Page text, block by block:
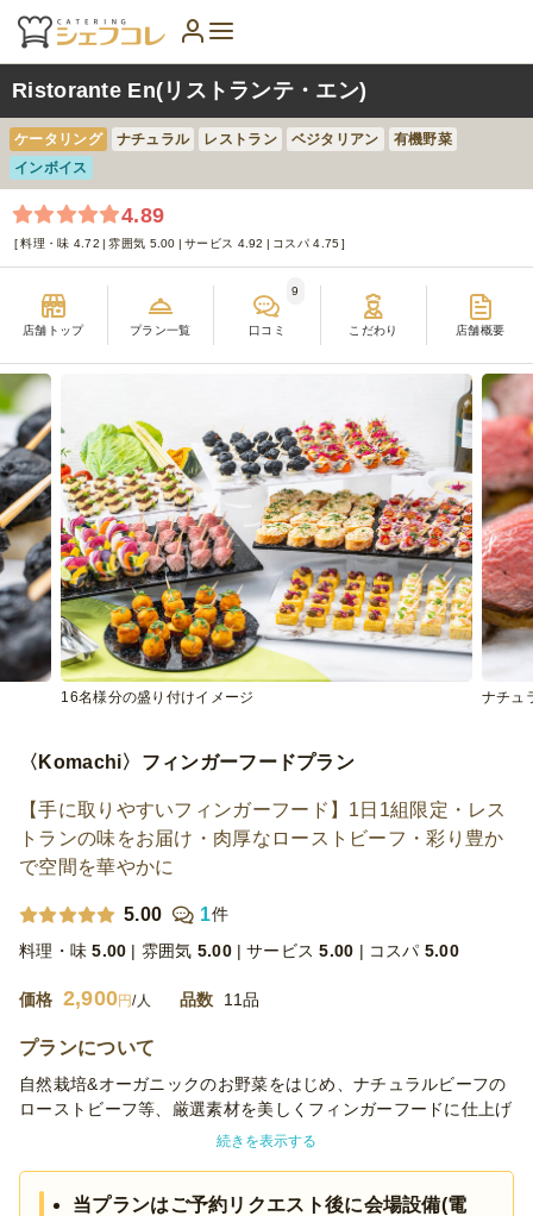
Ristorante En(リストランテ・エン)
ケータリング ナチュラル レストラン ベジタリアン
有機野菜
インボイス
4.89
料理・味 4.72 雰囲気 5.00 サービス 4.92 コスパ 4.75
店舗トップ プラン一覧 口コミ
9
こだわり 店舗概要
16名様分の盛り付けイメージ ナチュ
〈Komachi〉フィンガーフードプラン
【手に取りやすいフィンガーフード】1日1組限定・レス
トランの味をお届け・肉厚なローストビーフ・彩り豊か
で空間を華やかに
5.00 1件
料理・味 5.00 雰囲気 5.00 サービス 5.00 コスパ 5.00
価格 2,900円/人 品数 11品
プランについて
自然栽培&オーガニックのお野菜をはじめ、ナチュラルビーフの
ローストビーフ等、厳選素材を美しくフィンガーフードに仕上げ
続きを表示する
当プランはご予約リクエスト後に会場設備(電